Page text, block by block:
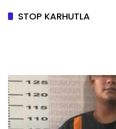
STOP KARHUTLA